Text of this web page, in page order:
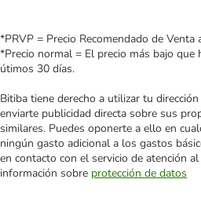
*PRVP = Precio Recomendado de Venta
*Precio normal = El precio más bajo
útimos 30 días.
Bitiba tiene derecho a utilizar tu
enviarte publicidad directa sobre sus
similares. Puedes oponerte a ello en
ningún gasto adicional a los gastos
en contacto con el servicio de atención
información sobre protección de datos